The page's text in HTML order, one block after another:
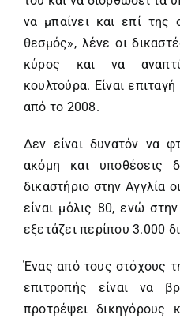
να μπαίνει και επί
θεσμός», λένε οι
κύρος και να
κουλτούρα. Είναι
από το 2008.
Δεν είναι δυνατόν να
ακόμη και υποθέσεις
δικαστήριο στην Αγγλία
είναι μόλις 80, ενώ
εξετάζει περίπου 3.000
Ένας από τους στόχους
επιτροπής είναι να
προτρέψει δικηγόρους